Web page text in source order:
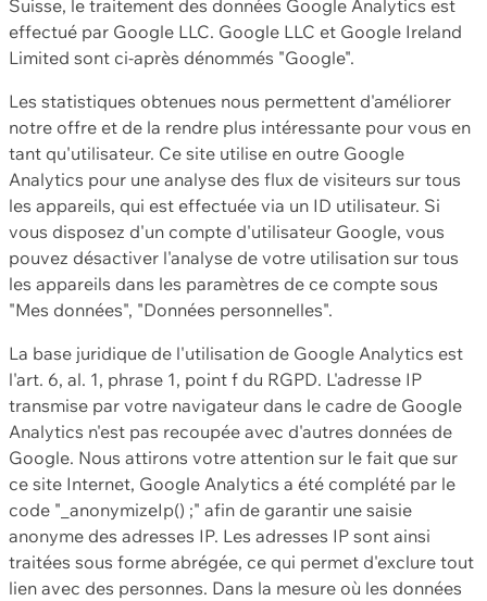
Suisse, le traitement des données Google Analytics est
effectué par Google LLC. Google LLC et Google Ireland
Limited sont ci-après dénommés "Google".
Les statistiques obtenues nous permettent d'améliorer
notre offre et de la rendre plus intéressante pour vous en
tant qu'utilisateur. Ce site utilise en outre Google
Analytics pour une analyse des flux de visiteurs sur tous
les appareils, qui est effectuée via un ID utilisateur. Si
vous disposez d'un compte d'utilisateur Google, vous
pouvez désactiver l'analyse de votre utilisation sur tous
les appareils dans les paramètres de ce compte sous
"Mes données", "Données personnelles".
La base juridique de l'utilisation de Google Analytics est
l'art. 6, al. 1, phrase 1, point f du RGPD. L'adresse IP
transmise par votre navigateur dans le cadre de Google
Analytics n'est pas recoupée avec d'autres données de
Google. Nous attirons votre attention sur le fait que sur
ce site Internet, Google Analytics a été complété par le
code "_anonymizeIp() ;" afin de garantir une saisie
anonyme des adresses IP. Les adresses IP sont ainsi
traitées sous forme abrégée, ce qui permet d'exclure tout
lien avec des personnes. Dans la mesure où les données